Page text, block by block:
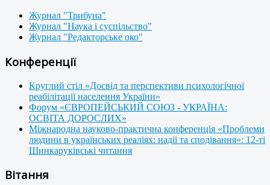
Журнал "Трибуна"
Журнал "Наука і суспільство"
Журнал "Редакторське око"
Конференції
Круглий стіл «Досвід та перспективи психологічної
реабілітації населення України»
Форум «ЄВРОПЕЙСЬКИЙ СОЮЗ - УКРАЇНА:
ОСВІТА ДОРОСЛИХ»
Міжнародна науково-практична конференція «Проблеми
людини в українських реаліях: надії та сподівання»: 12-ті
Шинкаруківські читання
Вітання